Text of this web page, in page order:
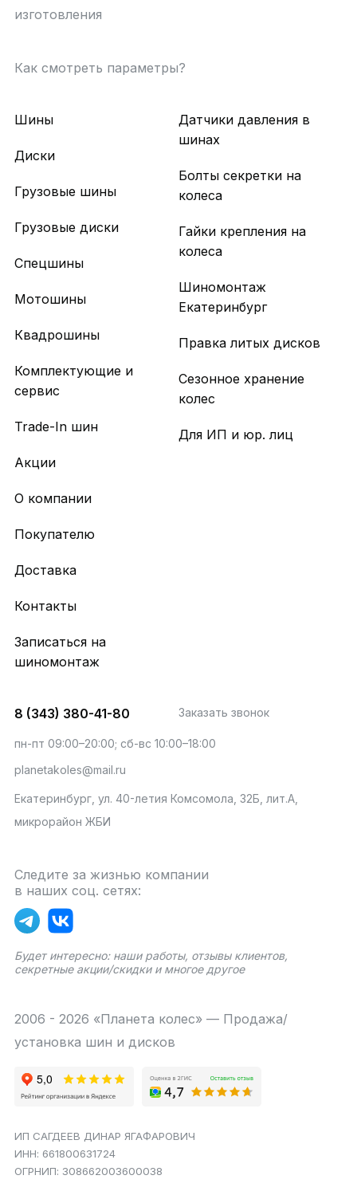
изготовления
Как смотреть параметры?
Шины
Диски
Грузовые шины
Грузовые диски
Спецшины
Мотошины
Квадрошины
Комплектующие и
сервис
Trade-In шин
Акции
Датчики давления в
шинах
Болты секретки на
колеса
Гайки крепления на
колеса
Шиномонтаж
Екатеринбург
Правка литых дисков
Сезонное хранение
колес
Для ИП и юр. лиц
О компании
Покупателю
Доставка
Контакты
Записаться на
шиномонтаж
8 (343) 380-41-80 Заказать звонок
пн-пт 09:00–20:00; сб-вс 10:00–18:00
planetakoles@mail.ru
Екатеринбург, ул. 40-летия Комсомола, 32Б, лит.А,
микрорайон ЖБИ
Следите за жизнью компании
в наших соц. сетях:
Будет интересно: наши работы, отзывы клиентов,
секретные акции/скидки и многое другое
2006 - 2026 «Планета колес» — Продажа/
установка шин и дисков
ИП САГДЕЕВ ДИНАР ЯГАФАРОВИЧ
ИНН: 661800631724
ОГРНИП: 308662003600038